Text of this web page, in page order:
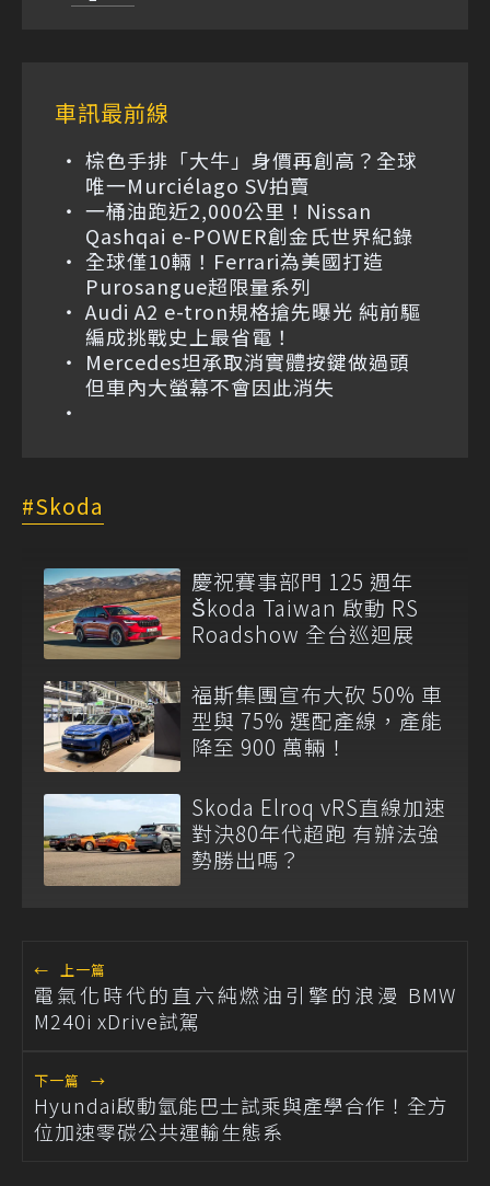
車訊最前線
棕色手排「大牛」身價再創高？全球
唯一Murciélago SV拍賣
一桶油跑近2,000公里！Nissan
Qashqai e-POWER創金氏世界紀錄
全球僅10輛！Ferrari為美國打造
Purosangue超限量系列
Audi A2 e-tron規格搶先曝光 純前驅
編成挑戰史上最省電！
Mercedes坦承取消實體按鍵做過頭
但車內大螢幕不會因此消失
Skoda
慶祝賽事部門 125 週年
Škoda Taiwan 啟動 RS
Roadshow 全台巡迴展
福斯集團宣布大砍 50% 車
型與 75% 選配產線，產能
降至 900 萬輛！
Skoda Elroq vRS直線加速
對決80年代超跑 有辦法強
勢勝出嗎？
← 上一篇
電氣化時代的直六純燃油引擎的浪漫 BMW
M240i xDrive試駕
下一篇 →
Hyundai啟動氫能巴士試乘與產學合作！全方
位加速零碳公共運輸生態系